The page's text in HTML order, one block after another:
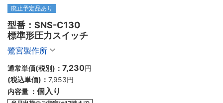
廃止予定品あり
型番：SNS-C130
標準形圧力スイッチ
鷺宮製作所
通常単価(税別)： 7,230円
(税込単価)： 7,953円
内容量 ： 個入り